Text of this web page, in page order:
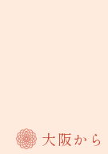
大阪から